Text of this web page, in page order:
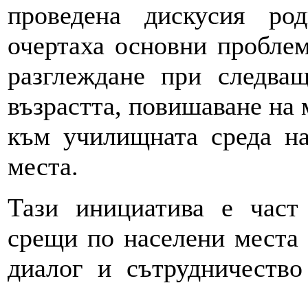
проведена дискусия
очертаха основни
разглеждане при
възрастта, повишаване на
към училищната среда
места.
Тази инициатива е
срещи по населени места
диалог и